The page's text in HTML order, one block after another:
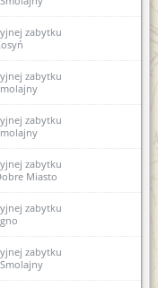
wojewódzkiej
zabytkowego
ewidencyjnej
wojewódzkiej
nowej karty
w
20-60/11 Leginy
ewidencyjnej
wojewódzkiej
administracyjnego w
Biskupiec, dz. nr
zabytku
zabytku
zabytku
zabytku
Miasto
zabytku
zabytku